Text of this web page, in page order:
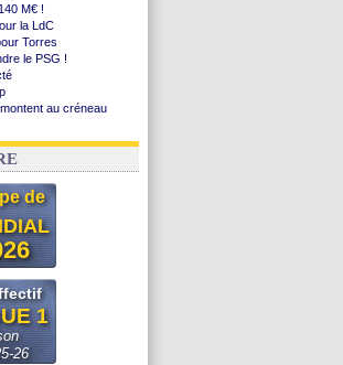
M€ !
la LdC
Torres
le PSG !
au créneau
Diomandé
de
1
26